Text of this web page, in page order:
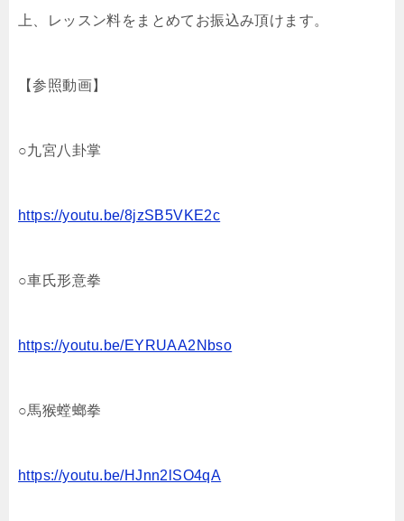
上、レッスン料をまとめてお振込み頂けます。
【参照動画】
○九宮八卦掌
https://youtu.be/8jzSB5VKE2c
○車氏形意拳
https://youtu.be/EYRUAA2Nbso
○馬猴螳螂拳
https://youtu.be/HJnn2lSO4qA